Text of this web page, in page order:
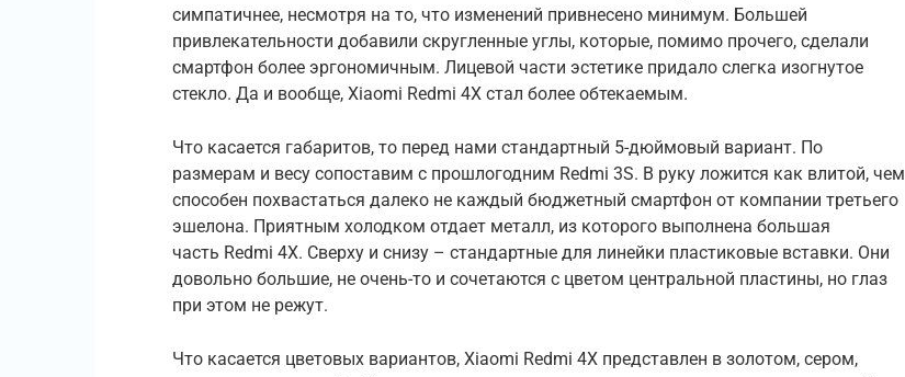
симпатичнее, несмотря на то, что изменений привнесено минимум. Большей
привлекательности добавили скругленные углы, которые, помимо прочего, сделали
смартфон более эргономичным. Лицевой части эстетике придало слегка изогнутое
стекло. Да и вообще, Xiaomi Redmi 4X стал более обтекаемым.
Что касается габаритов, то перед нами стандартный 5-дюймовый вариант. По
размерам и весу сопоставим с прошлогодним Redmi 3S. В руку ложится как влитой, чем
способен похвастаться далеко не каждый бюджетный смартфон от компании третьего
эшелона. Приятным холодком отдает металл, из которого выполнена большая
часть Redmi 4X. Сверху и снизу – стандартные для линейки пластиковые вставки. Они
довольно большие, не очень-то и сочетаются с цветом центральной пластины, но глаз
при этом не режут.
Что касается цветовых вариантов, Xiaomi Redmi 4X представлен в золотом, сером,